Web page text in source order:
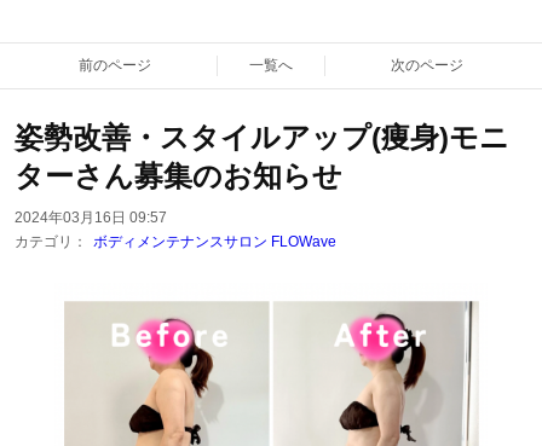
前のページ 一覧へ 次のページ
姿勢改善・スタイルアップ(痩身)モニ
ターさん募集のお知らせ
2024年03月16日 09:57
カテゴリ：
ボディメンテナンスサロン FLOWave